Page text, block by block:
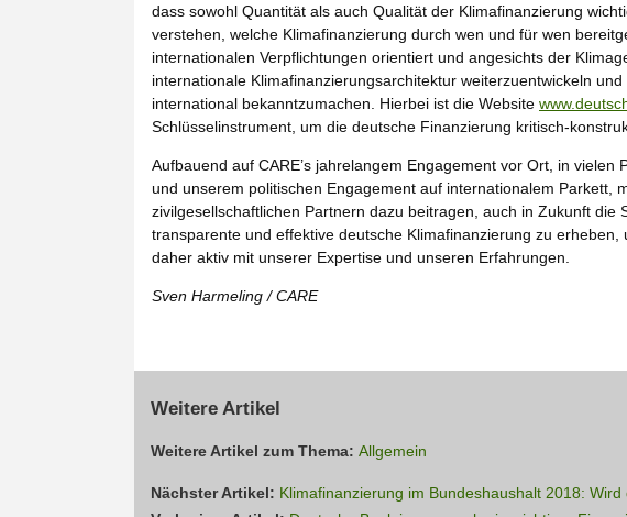
dass sowohl Quantität als auch Qualität der Klimafinanzierung
verstehen, welche Klimafinanzierung durch wen und für wen
internationalen Verpflichtungen orientiert und angesichts der
internationale Klimafinanzierungsarchitektur weiterzuentwickeln
international bekanntzumachen. Hierbei ist die Website
Schlüsselinstrument, um die deutsche Finanzierung kritisch-
Aufbauend auf CARE’s jahrelangem Engagement vor Ort, in vielen
und unserem politischen Engagement auf internationalem Parkett,
zivilgesellschaftlichen Partnern dazu beitragen, auch in Zukunft die
transparente und effektive deutsche Klimafinanzierung zu
daher aktiv mit unserer Expertise und unseren Erfahrungen.
Sven Harmeling / CARE
Weitere Artikel
Weitere Artikel zum Thema: Allgemein
Nächster Artikel: Klimafinanzierung im Bundeshaushalt 2018: